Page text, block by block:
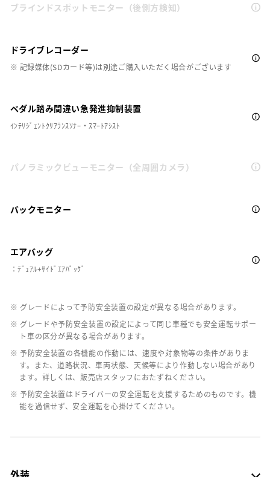
ブラインドスポットモニター（後側方検知）
ドライブレコーダー
※ 記録媒体(SDカード等)は別途ご購入いただく場合がございます
ペダル踏み間違い急発進抑制装置
ｲﾝﾃﾘｼﾞｪﾝﾄｸﾘｱﾗﾝｽｿﾅｰ・ｽﾏｰﾄｱｼｽﾄ
パノラミックビューモニター（全周囲カメラ）
バックモニター
エアバッグ
：ﾃﾞｭｱﾙ+ｻｲﾄﾞｴｱﾊﾞｯｸﾞ
※ グレードによって予防安全装置の設定が異なる場合があります。
※ グレードや予防安全装置の設定によって同じ車種でも安全運転サポー
ト車の区分が異なる場合があります。
※ 予防安全装置の各機能の作動には、速度や対象物等の条件がありま
す。また、道路状況、車両状態、天候等により作動しない場合があり
ます。詳しくは、販売店スタッフにおたずねください。
※ 予防安全装置はドライバーの安全運転を支援するためのものです。機
能を過信せず、安全運転を心掛けてください。